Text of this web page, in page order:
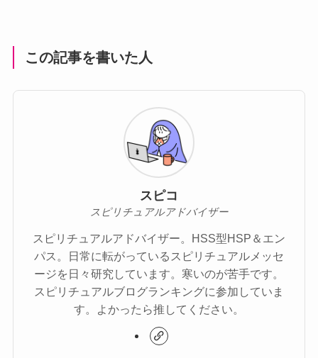
この記事を書いた人
スピコ
スピリチュアルアドバイザー
スピリチュアルアドバイザー。HSS型HSP＆エン
パス。日常に転がっているスピリチュアルメッセ
ージを日々研究しています。寒いのが苦手です。
スピリチュアルブログランキングに参加していま
す。よかったら推してください。